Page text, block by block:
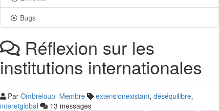
Bugs
Réflexion sur les
institutions internationales
Par Ombreloup_Membre extensionexistant, déséquilibre,
interetglobal
13 messages